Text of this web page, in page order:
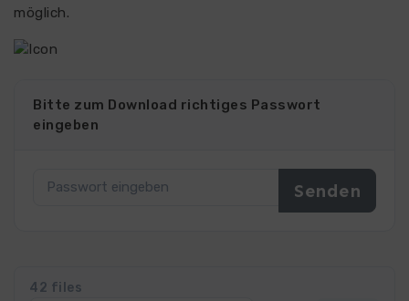
möglich.
Bitte zum Download richtiges Passwort
eingeben
42 files